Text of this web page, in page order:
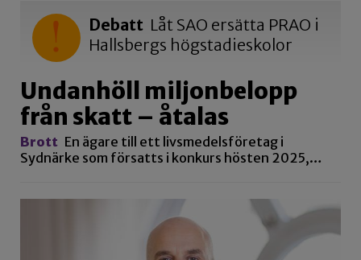
Debatt Låt SAO ersätta PRAO i
Hallsbergs högstadieskolor
Undanhöll miljonbelopp
från skatt – åtalas
Brott En ägare till ett livsmedelsföretag i
Sydnärke som försatts i konkurs hösten 2025,…